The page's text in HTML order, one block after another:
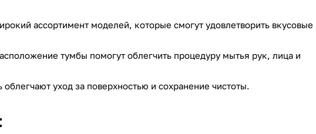
ассортимент моделей, которые смогут удовлетворить вкусовые
тумбы помогут облегчить процедуру мытья рук, лица и
уход за поверхностью и сохранение чистоты.